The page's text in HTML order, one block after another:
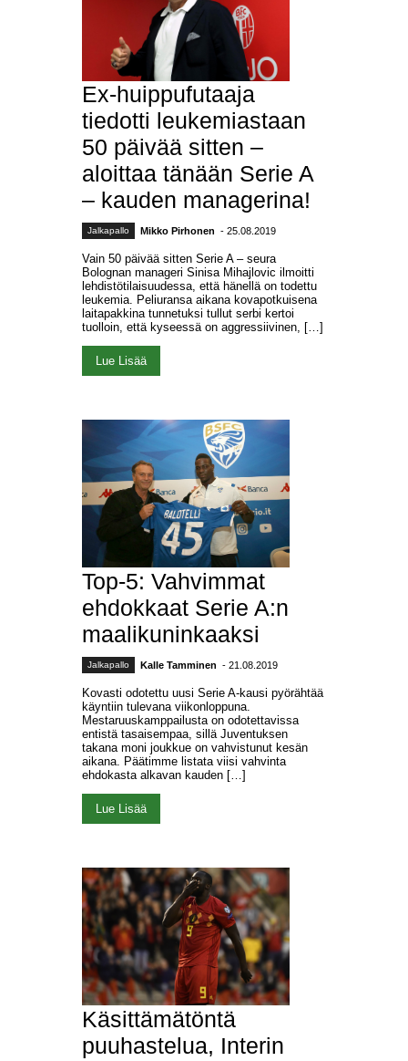
Ex-huippufutaaja
tiedotti leukemiastaan
50 päivää sitten –
aloittaa tänään Serie A
– kauden managerina!
Jalkapallo Mikko Pirhonen - 25.08.2019
Vain 50 päivää sitten Serie A – seura
Bolognan manageri Sinisa Mihajlovic ilmoitti
lehdistötilaisuudessa, että hänellä on todettu
leukemia. Peliuransa aikana kovapotkuisena
laitapakkina tunnetuksi tullut serbi kertoi
tuolloin, että kyseessä on aggressiivinen, […]
Lue Lisää
Top-5: Vahvimmat
ehdokkaat Serie A:n
maalikuninkaaksi
Jalkapallo Kalle Tamminen - 21.08.2019
Kovasti odotettu uusi Serie A-kausi pyörähtää
käyntiin tulevana viikonloppuna.
Mestaruuskamppailusta on odotettavissa
entistä tasaisempaa, sillä Juventuksen
takana moni joukkue on vahvistunut kesän
aikana. Päätimme listata viisi vahvinta
ehdokasta alkavan kauden […]
Lue Lisää
Käsittämätöntä
puuhastelua, Interin